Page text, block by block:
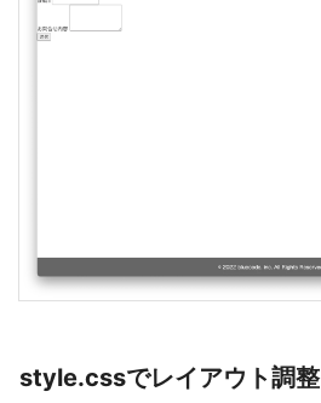
style.cssでレイアウト調整